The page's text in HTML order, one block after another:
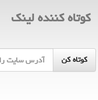
كوتاه كننده لینك